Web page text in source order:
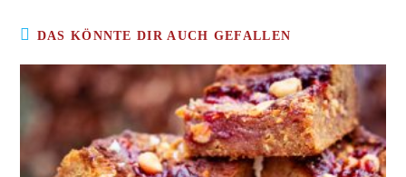
DAS KÖNNTE DIR AUCH GEFALLEN